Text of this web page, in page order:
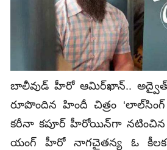
బాలీవుడ్‌ హీరో ఆమిర్‌ఖాన్‌.. అద్వైత్‌
రూపొందిన హిందీ చిత్రం
కరీనా కపూర్‌ హీరోయిన్‌గా నటించిన
యంగ్‌ హీరో నాగచైతన్య ఓ కీలక